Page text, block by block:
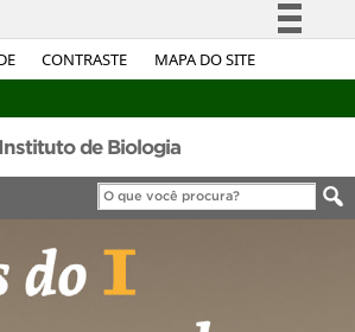
CONTRASTE MAPA DO SITE
Simplifique!
Acesso à informação
Legislação
Instituto de Biologia